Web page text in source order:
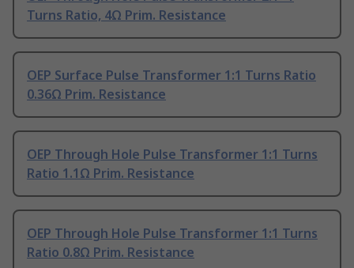
Turns Ratio, 4Ω Prim. Resistance
OEP Surface Pulse Transformer 1:1 Turns Ratio
0.36Ω Prim. Resistance
OEP Through Hole Pulse Transformer 1:1 Turns
Ratio 1.1Ω Prim. Resistance
OEP Through Hole Pulse Transformer 1:1 Turns
Ratio 0.8Ω Prim. Resistance